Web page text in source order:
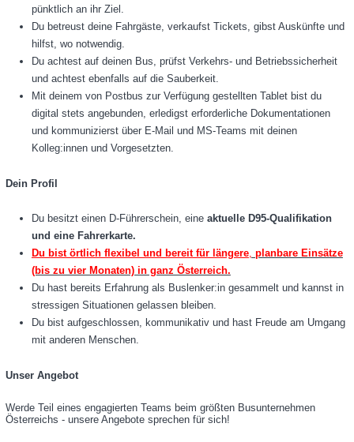
Rail Cargo Group
Technische Services GmbH
pünktlich an ihr Ziel.
Du betreust deine Fahrgäste, verkaufst Tickets, gibst Auskünfte und
hilfst, wo notwendig.
Du achtest auf deinen Bus, prüfst Verkehrs- und Betriebssicherheit
und achtest ebenfalls auf die Sauberkeit.
Mit deinem von Postbus zur Verfügung gestellten Tablet bist du
digital stets angebunden, erledigst erforderliche Dokumentationen
und kommunizierst über E-Mail und MS-Teams mit deinen
Kolleg:innen und Vorgesetzten.
Dein Profil
Du besitzt einen D-Führerschein, eine aktuelle D95-Qualifikation
und eine Fahrerkarte.
Du bist örtlich flexibel und bereit für längere, planbare Einsätze
(bis zu vier Monaten) in ganz Österreich.
Du hast bereits Erfahrung als Buslenker:in gesammelt und kannst in
stressigen Situationen gelassen bleiben.
Du bist aufgeschlossen, kommunikativ und hast Freude am Umgang
mit anderen Menschen.
Unser Angebot
Werde Teil eines engagierten Teams beim größten Busunternehmen
Österreichs - unsere Angebote sprechen für sich!